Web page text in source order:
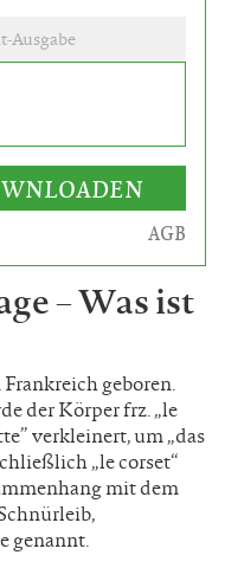
Ausgabe
AGB
– Was ist
geboren.
der Körper frz. „le
verkleinert, um „das
„le corset“
mit dem
genannt.